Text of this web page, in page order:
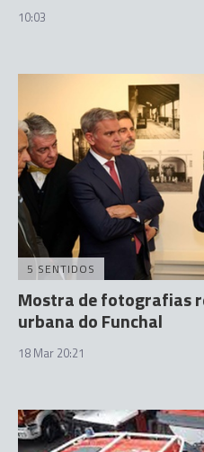
10:03
5 SENTIDOS
Mostra de fotografias
urbana do Funchal
18 Mar 20:21